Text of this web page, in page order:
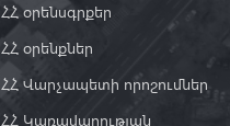
ՀՀ օրենսգրքեր
ՀՀ օրենքներ
ՀՀ Վարչապետի որոշումներ
ՀՀ Կառավարության